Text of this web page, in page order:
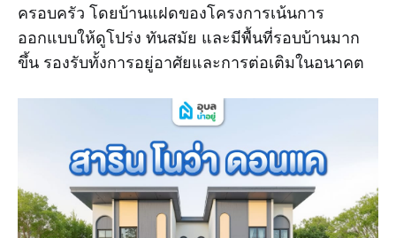
ครอบครัว โดยบ้านแฝดของโครงการเน้นการ
ออกแบบให้ดูโปร่ง ทันสมัย และมีพื้นที่รอบบ้านมาก
ขึ้น รองรับทั้งการอยู่อาศัยและการต่อเติมในอนาคต